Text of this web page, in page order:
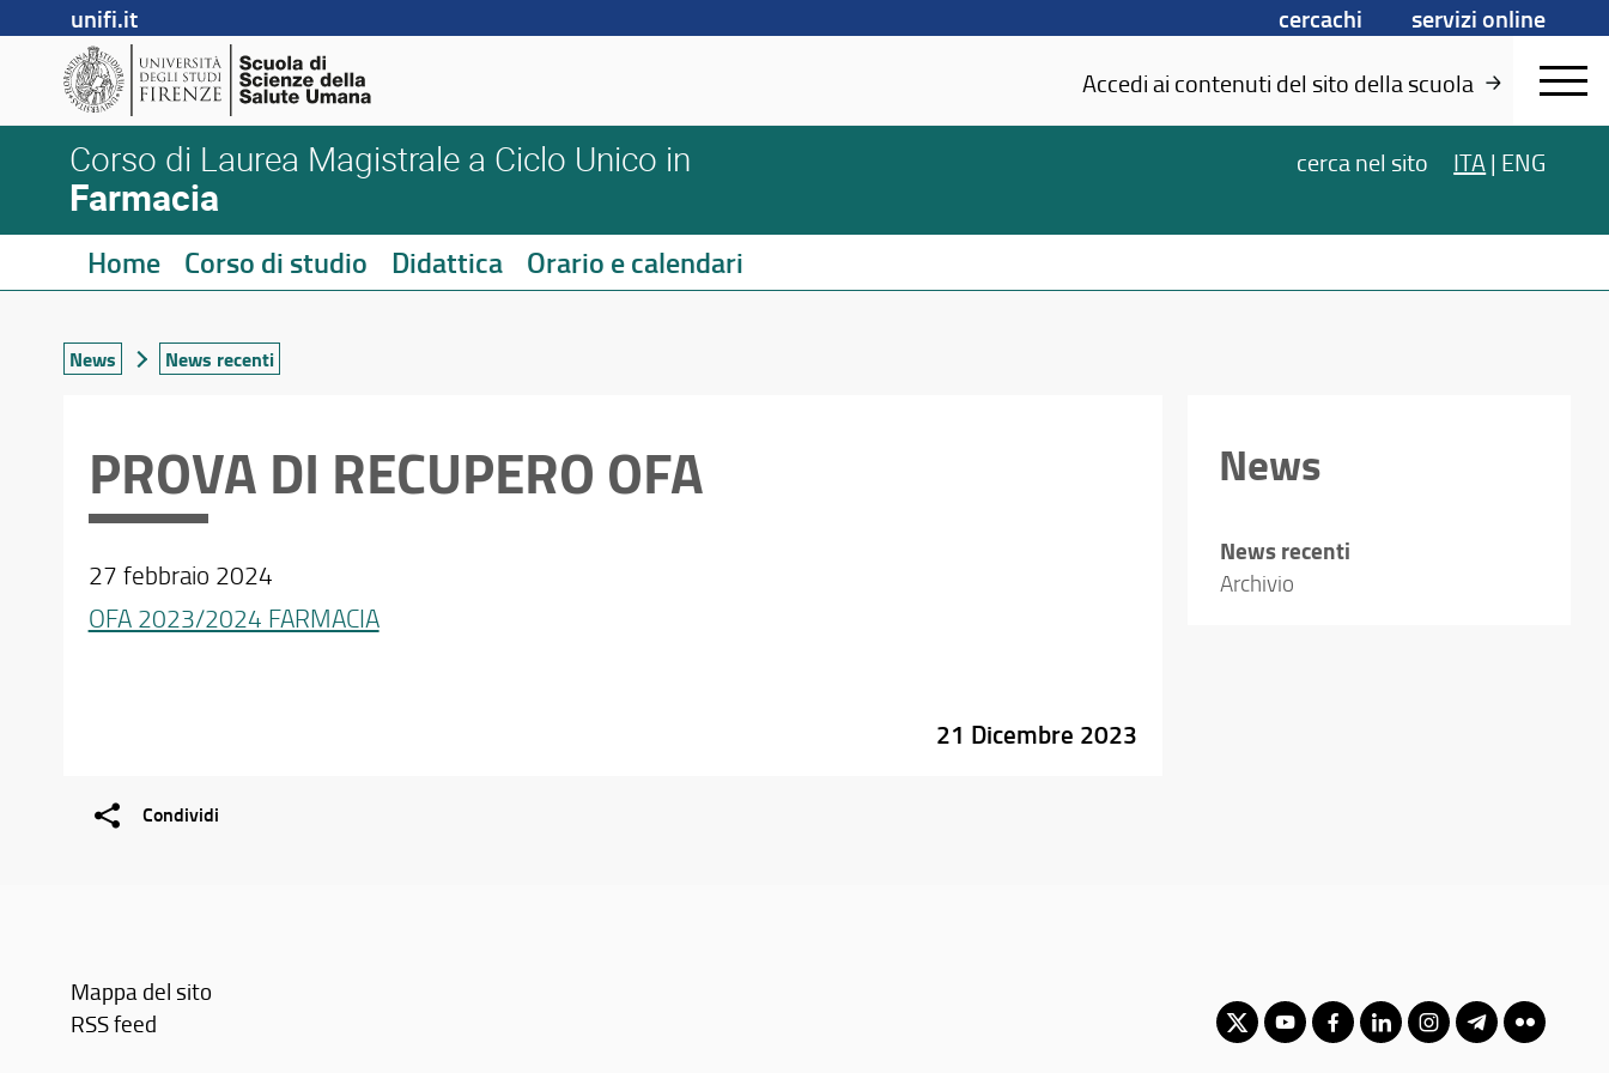
unifi.it cercachi
servizi online
Accedi ai contenuti del sito della scuola
Corso di Laurea Magistrale a Ciclo Unico in
Farmacia
cerca nel sito ITA | ENG
Home Corso di studio Didattica Orario e calendari
News News recenti
PROVA DI RECUPERO OFA
27 febbraio 2024
OFA 2023/2024 FARMACIA
21 Dicembre 2023
Condividi
News
News recenti
Archivio
Mappa del sito
RSS feed